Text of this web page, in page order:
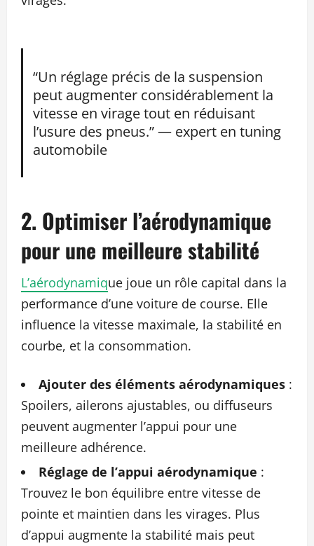
“Un réglage précis de la suspension
peut augmenter considérablement la
vitesse en virage tout en réduisant
l’usure des pneus.” — expert en tuning
automobile
2. Optimiser l’aérodynamique
pour une meilleure stabilité
L’aérodynamique joue un rôle capital dans la
performance d’une voiture de course. Elle
influence la vitesse maximale, la stabilité en
courbe, et la consommation.
Ajouter des éléments aérodynamiques :
Spoilers, ailerons ajustables, ou diffuseurs
peuvent augmenter l’appui pour une
meilleure adhérence.
Réglage de l’appui aérodynamique :
Trouvez le bon équilibre entre vitesse de
pointe et maintien dans les virages. Plus
d’appui augmente la stabilité mais peut